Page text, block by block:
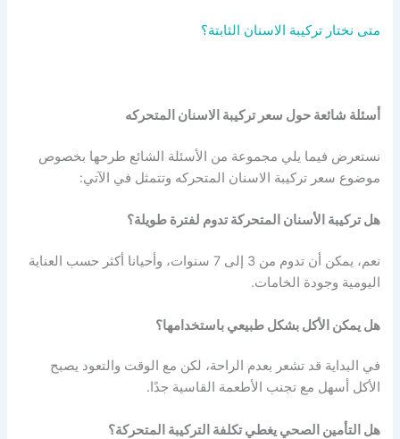
متى نختار تركيبة الاسنان الثابتة؟
أسئلة شائعة حول سعر تركيبة الاسنان المتحركه
نستعرض فيما يلي مجموعة من الأسئلة الشائع طرحها بخصوص
موضوع سعر تركيبة الاسنان المتحركه وتتمثل في الآتي:
هل تركيبة الأسنان المتحركة تدوم لفترة طويلة؟
نعم، يمكن أن تدوم من 3 إلى 7 سنوات، وأحيانا أكثر حسب العناية
اليومية وجودة الخامات.
هل يمكن الأكل بشكل طبيعي باستخدامها؟
في البداية قد تشعر بعدم الراحة، لكن مع الوقت والتعود يصبح
الأكل أسهل مع تجنب الأطعمة القاسية جدًا.
هل التأمين الصحي يغطي تكلفة التركيبة المتحركة؟